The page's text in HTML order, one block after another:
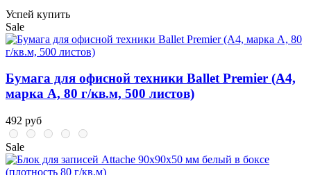
Успей купить
Sale
Бумага для офисной техники Ballet Premier (А4,
марка A, 80 г/кв.м, 500 листов)
492 руб
Sale